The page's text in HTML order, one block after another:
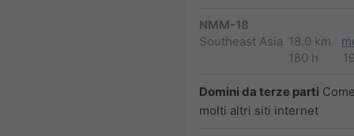
NMM-18
Southeast Asia 18.0 km
180 h
Domini da terze parti
molti altri siti internet